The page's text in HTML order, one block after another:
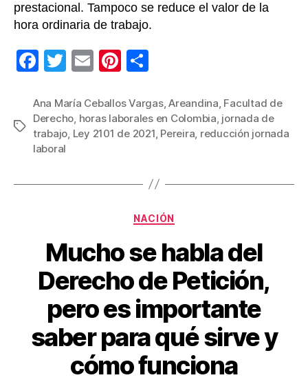
prestacional. Tampoco se reduce el valor de la
hora ordinaria de trabajo.
F
c
e
b
o
T
tt
er
E
ail
Pi
er
e
m
p
Etiquetas
Ana María Ceballos Vargas,Areandina, Facultad de
Derecho, horas laborales en Colombia, jornada de
trabajo, Ley 2101 de 2021, Pereira, reducción jornada
laboral
Categorías
NACIÓN
Mucho se habla del
Derecho de Petición,
pero es importante
saber para qué sirve y
cómo funciona